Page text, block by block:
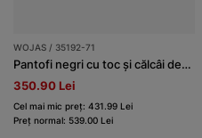
WOJAS / 35192-71
Pantofi negri cu toc și călcâi decupat
350.90 Lei
Cel mai mic preț: 431.99 Lei
Preț normal: 539.00 Lei